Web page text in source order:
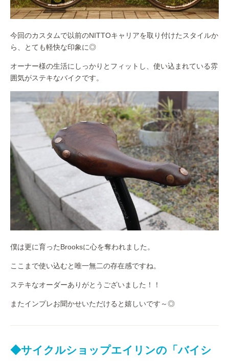
今回のカスタムで以前のNITTOキャリアを取り付けたスタイルか
ら、とても軽快な印象に◎
オーナー様の生活にしっかりとフィットし、使い込まれている雰
囲気がステキなバイクです。
僕は更に育ったBrooksに心を奪われました。
ここまで使い込むと唯一無二の存在感ですね。
ステキなオーダーありがとうございました！！
またインプレお聞かせいただけると嬉しいです～◎
◆サイクルショップエイリンの「バイシ